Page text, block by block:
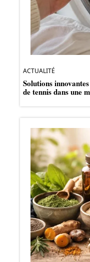
ACTUALITÉ
Solutions
de tennis dans une